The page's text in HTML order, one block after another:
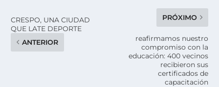
CRESPO, UNA CIUDAD
QUE LATE DEPORTE
ANTERIOR
PRÓXIMO
reafirmamos nuestro
compromiso con la
educación: 400 vecinos
recibieron sus
certificados de
capacitación